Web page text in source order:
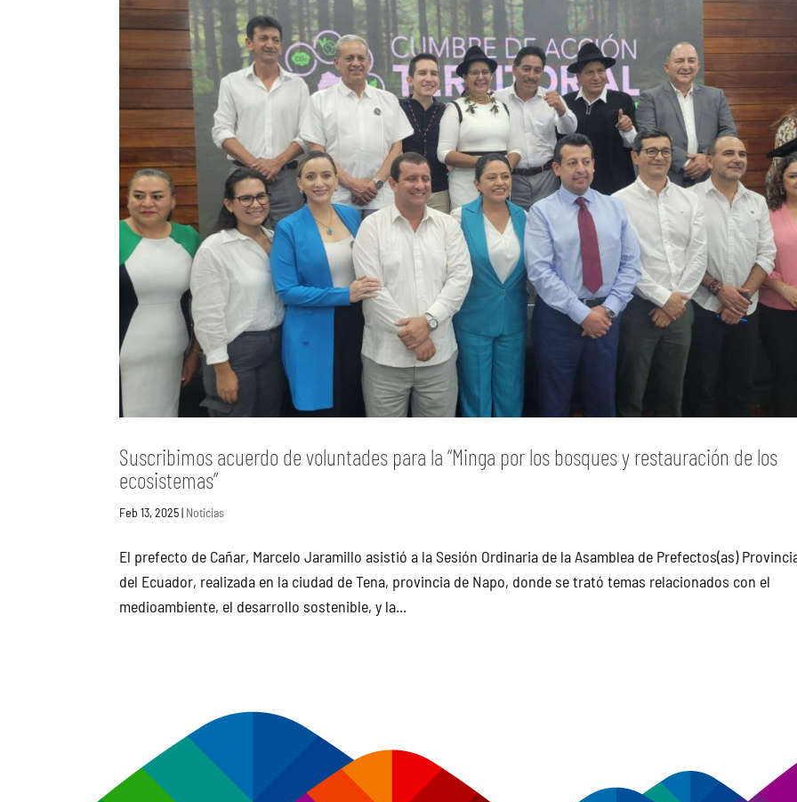
Suscribimos acuerdo de voluntades para la “Minga por los bosques y restauración de los
ecosistemas”
Feb 13, 2025| Noticias
El prefecto de Cañar, Marcelo Jaramillo asistió a la Sesión Ordinaria de la Asamblea de Prefectos(as)
del Ecuador, realizada en la ciudad de Tena, provincia de Napo, donde se trató temas relacionados con el
medioambiente, el desarrollo sostenible, y la...